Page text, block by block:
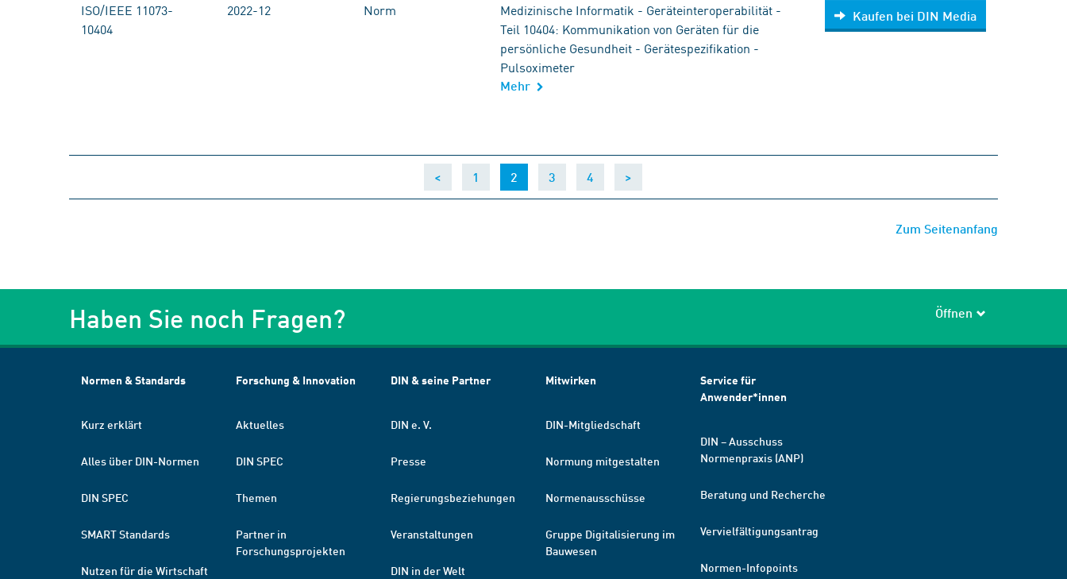
ISO/IEEE 11073-
10404
2022-12 Norm
Medizinische Informatik - Geräteinteroperabilität -
Teil 10404: Kommunikation von Geräten für die
persönliche Gesundheit - Gerätespezifikation -
Pulsoximeter
Mehr
Kaufen bei DIN Media
< 1 2 (current)
3 4 >
Zum Seitenanfang
Haben Sie noch Fragen? Öffnen
Normen & Standards
Kurz erklärt
Alles über DIN-Normen
DIN SPEC
SMART Standards
Nutzen für die Wirtschaft
Forschung & Innovation
Aktuelles
DIN SPEC
Themen
Partner in
Forschungsprojekten
DIN & seine Partner
DIN e. V.
Presse
Regierungsbeziehungen
Veranstaltungen
DIN in der Welt
Mitwirken
DIN-Mitgliedschaft
Normung mitgestalten
Normenausschüsse
Gruppe Digitalisierung im
Bauwesen
Service für
Anwender*innen
DIN – Ausschuss
Normenpraxis (ANP)
Beratung und Recherche
Vervielfältigungsantrag
Normen-Infopoints